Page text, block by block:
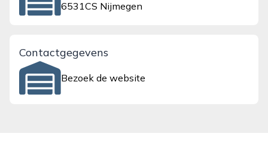
6531CS Nijmegen
Contactgegevens
Bezoek de website